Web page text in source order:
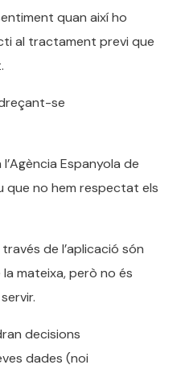
quan així ho
al tractament previ que
se
Espanyola de
que no hem respectat els
de l’aplicació són
mateixa, però no és
decisions
dades (noi